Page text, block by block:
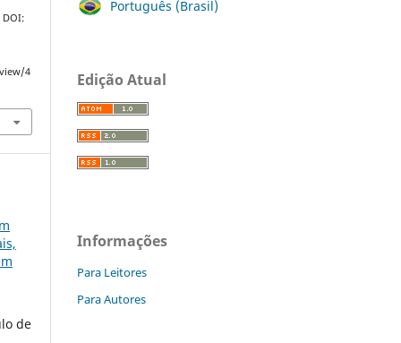
DOI:
4
de
Português (Brasil)
Edição Atual
Informações
Para Leitores
Para Autores